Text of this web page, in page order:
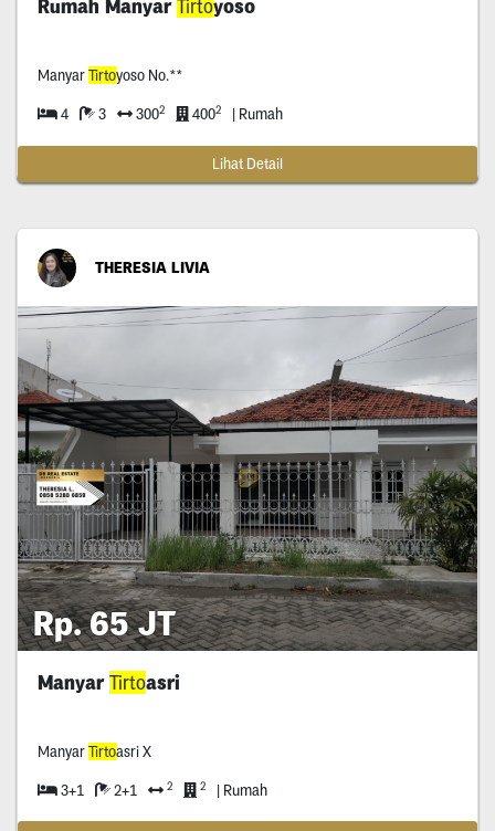
Rumah ManyarTirtoyoso
ManyarTirtoyoso No.**
4 3 3002 4002 | Rumah
Lihat Detail
THERESIA LIVIA
Rp. 65 JT
ManyarTirtoasri
ManyarTirtoasri X
3+1 2+1 2 2 | Rumah